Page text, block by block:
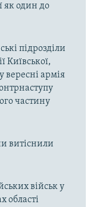
як один до
підрозділи
Київської,
вересні армія
частину
витіснили
військ у
області